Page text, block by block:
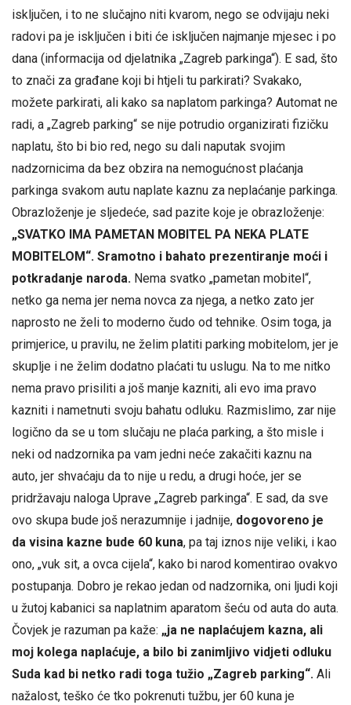
isključen, i to ne slučajno niti kvarom, nego se odvijaju neki
radovi pa je isključen i biti će isključen najmanje mjesec i po
dana (informacija od djelatnika „Zagreb parkinga“). E sad, što
to znači za građane koji bi htjeli tu parkirati? Svakako,
možete parkirati, ali kako sa naplatom parkinga? Automat ne
radi, a „Zagreb parking“ se nije potrudio organizirati fizičku
naplatu, što bi bio red, nego su dali naputak svojim
nadzornicima da bez obzira na nemogućnost plaćanja
parkinga svakom autu naplate kaznu za neplaćanje parkinga.
Obrazloženje je sljedeće, sad pazite koje je obrazloženje:
„SVATKO IMA PAMETAN MOBITEL PA NEKA PLATE
MOBITELOM“. Sramotno i bahato prezentiranje moći i
potkradanje naroda. Nema svatko „pametan mobitel“,
netko ga nema jer nema novca za njega, a netko zato jer
naprosto ne želi to moderno čudo od tehnike. Osim toga, ja
primjerice, u pravilu, ne želim platiti parking mobitelom, jer je
skuplje i ne želim dodatno plaćati tu uslugu. Na to me nitko
nema pravo prisiliti a još manje kazniti, ali evo ima pravo
kazniti i nametnuti svoju bahatu odluku. Razmislimo, zar nije
logično da se u tom slučaju ne plaća parking, a što misle i
neki od nadzornika pa vam jedni neće zakačiti kaznu na
auto, jer shvaćaju da to nije u redu, a drugi hoće, jer se
pridržavaju naloga Uprave „Zagreb parkinga“. E sad, da sve
ovo skupa bude još nerazumnije i jadnije, dogovoreno je
da visina kazne bude 60 kuna, pa taj iznos nije veliki, i kao
ono, „vuk sit, a ovca cijela“, kako bi narod komentirao ovakvo
postupanja. Dobro je rekao jedan od nadzornika, oni ljudi koji
u žutoj kabanici sa naplatnim aparatom šeću od auta do auta.
Čovjek je razuman pa kaže: „ja ne naplaćujem kazna, ali
moj kolega naplaćuje, a bilo bi zanimljivo vidjeti odluku
Suda kad bi netko radi toga tužio „Zagreb parking“. Ali
nažalost, teško će tko pokrenuti tužbu, jer 60 kuna je